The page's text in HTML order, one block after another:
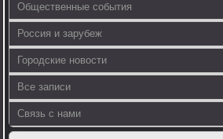
Общественные события
Россия и зарубеж
Городские новости
Все записи
Связь с нами